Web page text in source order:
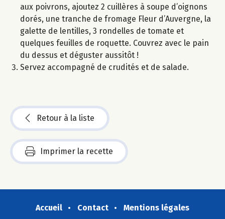
aux poivrons, ajoutez 2 cuillères à soupe d’oignons
dorés, une tranche de fromage Fleur d’Auvergne, la
galette de lentilles, 3 rondelles de tomate et
quelques feuilles de roquette. Couvrez avec le pain
du dessus et déguster aussitôt !
Servez accompagné de crudités et de salade.
Retour à la liste
Imprimer la recette
Accueil Contact
Mentions légales